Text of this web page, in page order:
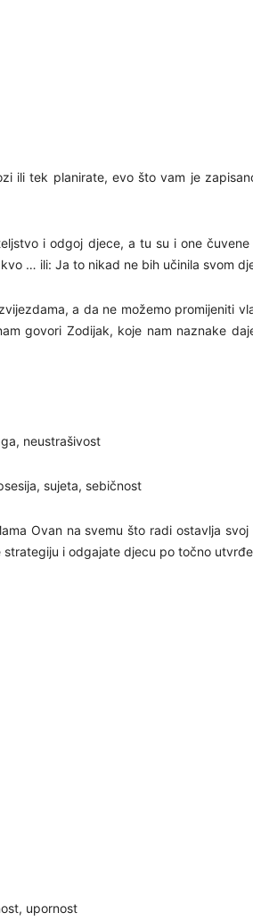
ili tek planirate, evo što vam je
i odgoj djece, a tu su i one čuvene
… ili: Ja to nikad ne bih učinila svom
a da ne možemo promijeniti
govori Zodijak, koje nam naznake
neustrašivost
sujeta, sebičnost
Ovan na svemu što radi ostavlja
i odgajate djecu po točno
upornost